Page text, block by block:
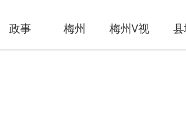
政事 梅州 梅州V视